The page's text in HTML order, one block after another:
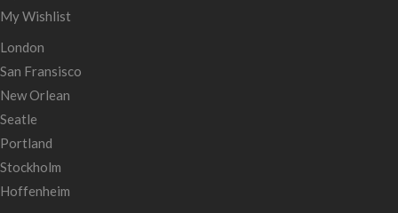
My Wishlist
London
San Fransisco
New Orlean
Seatle
Portland
Stockholm
Hoffenheim